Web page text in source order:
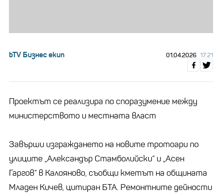
bTV Бизнес екип 01.04.2026 17:21
Проектът се реализира по споразумение между
министерството и местната власт
Завърши изграждането на новите тротоари по
улиците „Александър Стамболийски“ и „Асен
Гаргов“ в Калояново, съобщи кметът на общината
Младен Кичев, цитиран БТА. Ремонтните дейности